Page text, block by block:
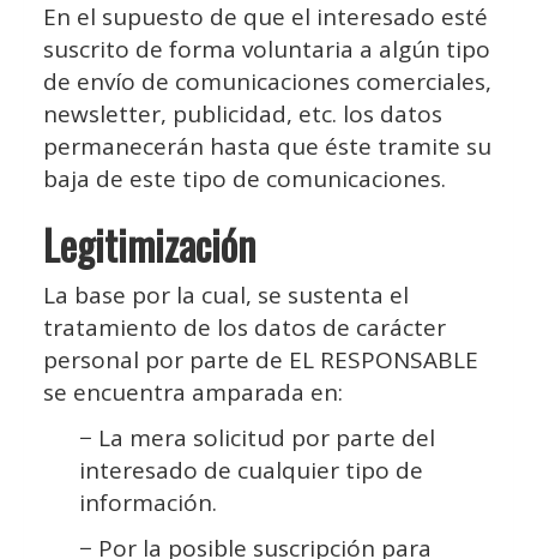
En el supuesto de que el interesado esté
suscrito de forma voluntaria a algún tipo
de envío de comunicaciones comerciales,
newsletter, publicidad, etc. los datos
permanecerán hasta que éste tramite su
baja de este tipo de comunicaciones.
Legitimización
La base por la cual, se sustenta el
tratamiento de los datos de carácter
personal por parte de EL RESPONSABLE
se encuentra amparada en:
− La mera solicitud por parte del
interesado de cualquier tipo de
información.
− Por la posible suscripción para